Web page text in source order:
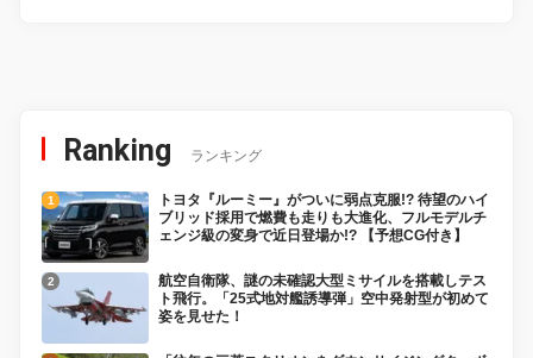
Ranking ランキング
トヨタ『ルーミー』がついに弱点克服!? 待望のハイ
ブリッド採用で燃費も走りも大進化、フルモデルチ
ェンジ級の変身で近日登場か!? 【予想CG付き】
航空自衛隊、謎の未確認大型ミサイルを搭載しテス
ト飛行。「25式地対艦誘導弾」空中発射型が初めて
姿を見せた！